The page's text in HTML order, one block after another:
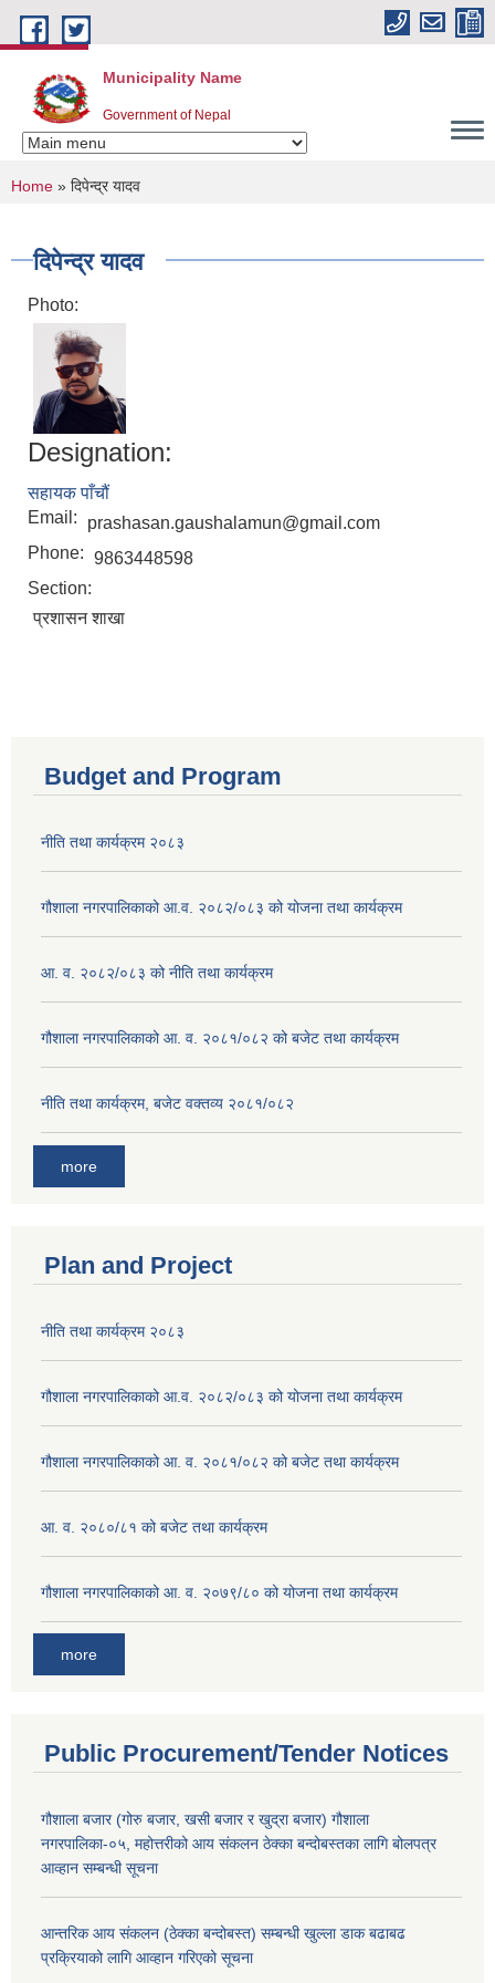
Skip to main content
Municipality Name
Government of Nepal
You are here
Home » दिपेन्द्र यादव
दिपेन्द्र यादव
Photo:
Designation:
सहायक पाँचौं
Email:
prashasan.gaushalamun@gmail.com
Phone: 9863448598
Section:
प्रशासन शाखा
Budget and Program
नीति तथा कार्यक्रम २०८३
गौशाला नगरपालिकाको आ.व. २०८२/०८३ को योजना तथा कार्यक्रम
आ. व. २०८२/०८३ को नीति तथा कार्यक्रम
गौशाला नगरपालिकाको आ. व. २०८१/०८२ को बजेट तथा कार्यक्रम
नीति तथा कार्यक्रम, बजेट वक्तव्य २०८१/०८२
more
Plan and Project
नीति तथा कार्यक्रम २०८३
गौशाला नगरपालिकाको आ.व. २०८२/०८३ को योजना तथा कार्यक्रम
गौशाला नगरपालिकाको आ. व. २०८१/०८२ को बजेट तथा कार्यक्रम
आ. व. २०८०/८१ को बजेट तथा कार्यक्रम
गौशाला नगरपालिकाको आ. व. २०७९/८० को योजना तथा कार्यक्रम
more
Public Procurement/Tender Notices
गौशाला बजार (गोरु बजार, खसी बजार र खुद्रा बजार) गौशाला
नगरपालिका-०५, महोत्तरीको आय संकलन ठेक्का बन्दोबस्तका लागि बोलपत्र
आव्हान सम्बन्धी सूचना
आन्तरिक आय संकलन (ठेक्का बन्दोबस्त) सम्बन्धी खुल्ला डाक बढाबढ
प्रक्रियाको लागि आव्हान गरिएको सूचना